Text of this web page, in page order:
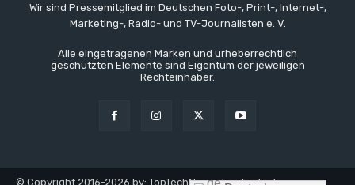
Wir sind Pressemitglied im Deutschen Foto-, Print-, Internet-,
Marketing-, Radio- und TV-Journalisten e. V.
Alle eingetragenen Marken und urheberrechtlich
geschützten Elemente sind Eigentum der jeweiligen
Rechteinhaber.
© Copyright 2016-2026 by: TopTechNews.de - TopTech